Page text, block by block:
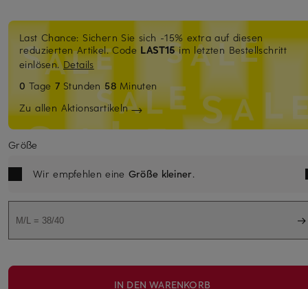
Last Chance: Sichern Sie sich -15% extra auf diesen
reduzierten Artikel. Code LAST15im letzten Bestellschritt
einlösen.Details
0 Tage7 Stunden 58 Minuten
Zu allen Aktionsartikeln
Größe
Wir empfehlen eine Größe kleiner.
M/L = 38/40
IN DEN WARENKORB